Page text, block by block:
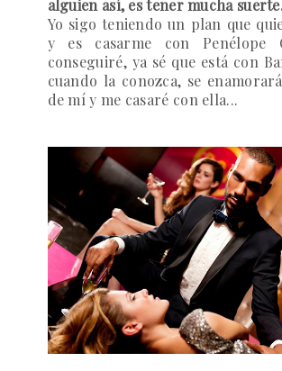
alguien así, es tener mucha
Yo sigo teniendo un plan que
y es casarme con
conseguiré, ya sé que está con
cuando la conozca, se
de mí y me casaré con ella...